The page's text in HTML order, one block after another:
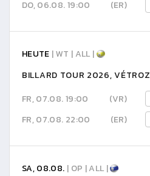
DO, 06.08. 19:00
(ER)
HEUTE | WT | ALL |
BILLARD TOUR 2026, VÉTROZ
FR, 07.08. 19:00
(VR)
FR, 07.08. 22:00
(ER)
SA, 08.08. | OP | ALL |